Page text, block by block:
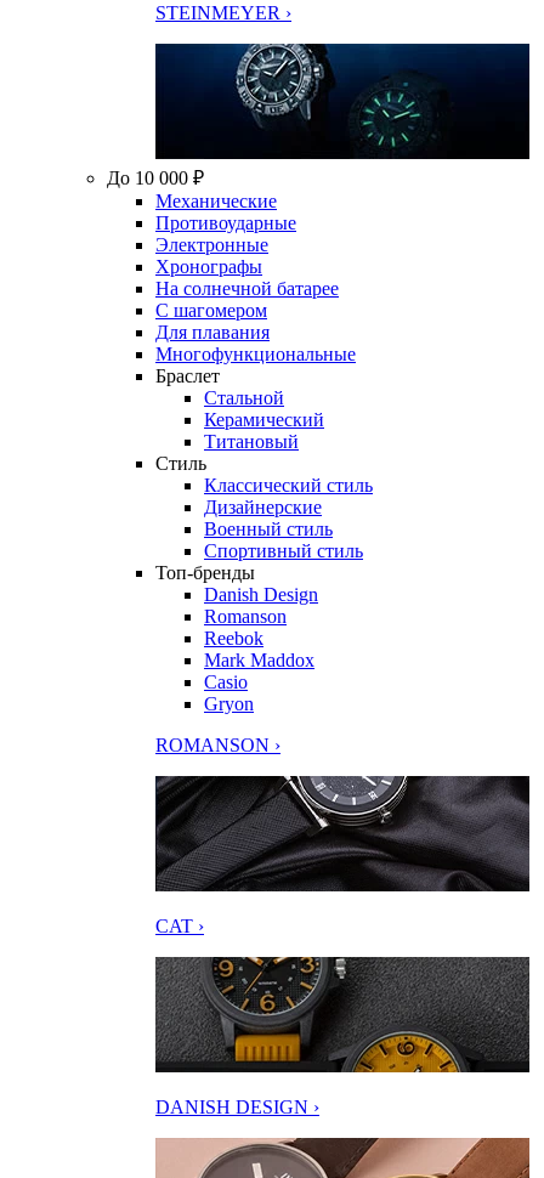
STEINMEYER ›
До 10 000 ₽
Механические
Противоударные
Электронные
Хронографы
На солнечной батарее
С шагомером
Для плавания
Многофункциональные
Браслет
Стальной
Керамический
Титановый
Стиль
Классический стиль
Дизайнерские
Военный стиль
Спортивный стиль
Топ-бренды
Danish Design
Romanson
Reebok
Mark Maddox
Casio
Gryon
ROMANSON ›
CAT ›
DANISH DESIGN ›